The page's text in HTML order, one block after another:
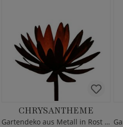
CHRYSANTHEME
Gartendeko aus Metall in Rost Optik